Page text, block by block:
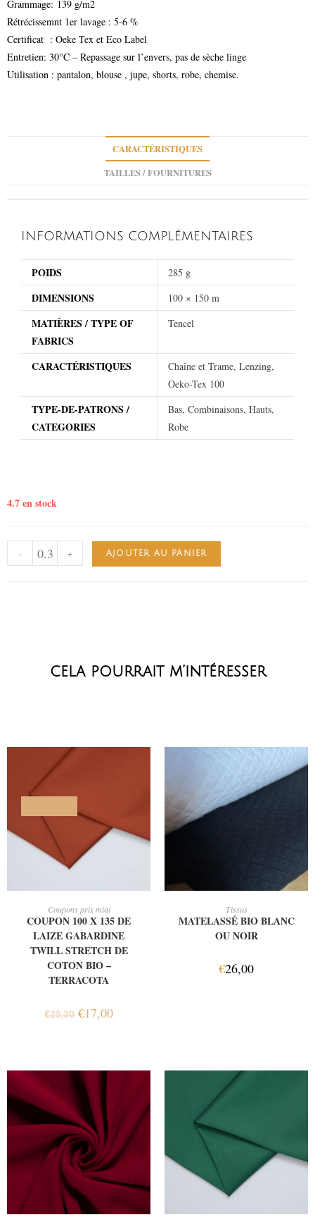
Grammage: 139 g/m2
Rétrécissemnt 1er lavage : 5-6 %
Certificat : Oeke Tex et Eco Label
Entretien: 30°C – Repassage sur l’envers, pas de sèche linge
Utilisation : pantalon, blouse , jupe, shorts, robe, chemise.
CARACTÉRISTIQUES
TAILLES / FOURNITURES
INFORMATIONS COMPLÉMENTAIRES
POIDS 285 g
DIMENSIONS 100 × 150 m
MATIÈRES / TYPE OF
FABRICS
Tencel
CARACTÉRISTIQUES
Chaîne et Trame, Lenzing,
Oeko-Tex 100
TYPE-DE-PATRONS /
CATEGORIES
Bas, Combinaisons, Hauts,
Robe
4.7 en stock
- + AJOUTER AU PANIER
cela pourrait m’intéresser
Coupons prix mini
COUPON 100 X 135 DE
LAIZE GABARDINE
TWILL STRETCH DE
COTON BIO –
TERRACOTA
€25,30 €17,00
Tissus
MATELASSÉ BIO BLANC
OU NOIR
€26,00